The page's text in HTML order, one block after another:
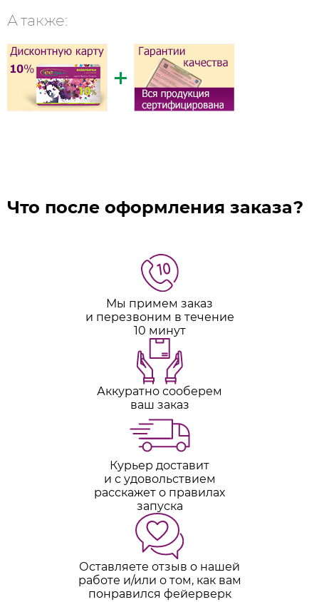
А также:
Что после оформления заказа?
Мы примем заказ
и перезвоним в течение
10 минут
Аккуратно сооберем
ваш заказ
Курьер доставит
и с удовольствием
расскажет о правилах
запуска
Оставляете отзыв о нашей
работе и/или о том, как вам
понравился фейерверк